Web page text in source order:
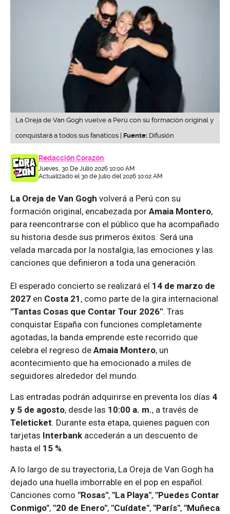
La Oreja de Van Gogh vuelve a Perú con su formación original y
conquistará a todos sus fanáticos | Fuente: Difusión
Redacción Corazón
Jueves, 30 De Julio 2026 10:00 AM
Actualizado el 30 de julio del 2026 10:02 AM
La Oreja de Van Gogh volverá a Perú con su
formación original, encabezada por Amaia Montero,
para reencontrarse con el público que ha acompañado
su historia desde sus primeros éxitos. Será una
velada marcada por la nostalgia, las emociones y las
canciones que definieron a toda una generación.
El esperado concierto se realizará el 14 de marzo de
2027 en Costa 21 , como parte de la gira internacional
"Tantas Cosas que Contar Tour 2026". Tras
conquistar España con funciones completamente
agotadas, la banda emprende este recorrido que
celebra el regreso de Amaia Montero, un
acontecimiento que ha emocionado a miles de
seguidores alrededor del mundo.
Las entradas podrán adquirirse en preventa los días 4
y 5 de agosto, desde las 10:00 a. m., a través de
Teleticket. Durante esta etapa, quienes paguen con
tarjetas Interbank accederán a un descuento de
hasta el 15 %.
A lo largo de su trayectoria, La Oreja de Van Gogh ha
dejado una huella imborrable en el pop en español.
Canciones como "Rosas", "La Playa", "Puedes Contar
Conmigo", "20 de Enero", "Cuídate", "París", "Muñeca